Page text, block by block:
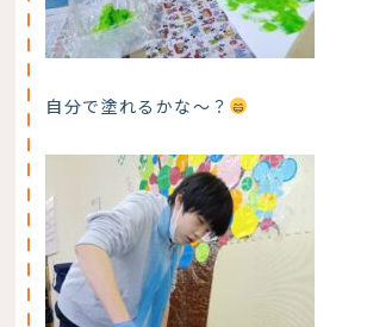
自分で塗れるかな～？